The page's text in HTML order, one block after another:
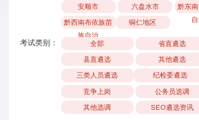
安顺市 六盘水市
黔东
黔西南布依族苗
族自治
铜仁地区
考试类别： 全部 省直遴选
县直遴选 其他遴选
三类人员遴选 纪检委遴选
竞争上岗 公务员选调
其他选调 SEO遴选资讯